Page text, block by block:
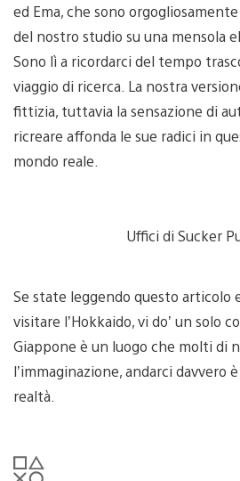
ed Ema, che sono
del nostro studio su una mensola
Sono lì a ricordarci del tempo
viaggio di ricerca. La nostra
fittizia, tuttavia la sensazione di
ricreare affonda le sue radici in
mondo reale.
Uffici di Sucker
Se state leggendo questo articolo
visitare l’Hokkaido, vi do’ un solo
Giappone è un luogo che molti di
l’immaginazione, andarci davvero
realtà.